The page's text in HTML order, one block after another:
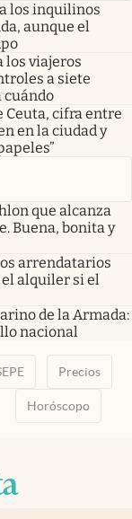
los inquilinos
aunque el
los viajeros
a siete
cuándo
Ceuta, cifra entre
en la ciudad y
que alcanza
Buena, bonita y
arrendatarios
alquiler si el
de la Armada:
nacional
Precios
Horóscopo
pestaña
nueva pestaña
en nueva pestaña